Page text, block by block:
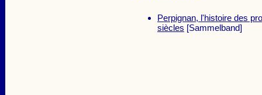
Perpignan, l'histoire des
siècles [Sammelband]